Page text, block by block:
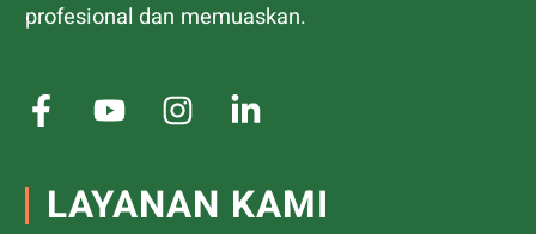
profesional dan memuaskan.
LAYANAN KAMI